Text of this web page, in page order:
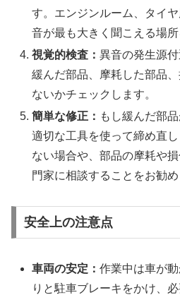
す。エンジンルーム、タイヤ
音が最も大きく聞こえる場所
視覚的検査：異音の発生源付
緩んだ部品、摩耗した部品
ないかチェックします。
簡単な修正： もし緩んだ部
適切な工具を使って締め直
ない場合や、部品の摩耗や
門家に相談することをお勧め
安全上の注意点
車両の安定：作業中は車が
りと駐車ブレーキをかけ、